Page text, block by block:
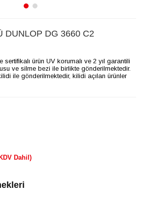
DUNLOP DG 3660 C2
ürün UV korumalı ve 2 yıl garantili
ve silme bezi ile birlikte gönderilmektedir.
ile gönderilmektedir, kilidi açılan ürünler
Dahil)